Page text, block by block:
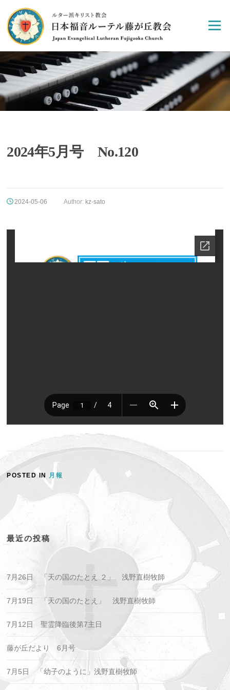
content
Menu
2024年5月号 No.120
2024-05-06 Author: kz-sato
POSTED IN 月報
最近の投稿
7月26日 「天の国のたとえ ２」 浅野直樹牧師
7月19日 「天の国のたとえ」 浅野直樹牧師
7月12日 聖霊降臨後第7主日
藤が丘だより 6月号
7月5日 「幼子のように」浅野直樹牧師